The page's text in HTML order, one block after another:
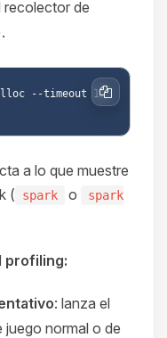
recolector de
--timeout 12
Copiar
a lo que muestre
(
spark o
spark
profiling:
: lanza el
juego normal o de